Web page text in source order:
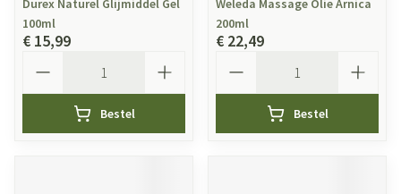
Durex Naturel Glijmiddel Gel
100ml
€ 15,99
Bestel
Weleda Massage Olie Arnica
200ml
€ 22,49
Bestel